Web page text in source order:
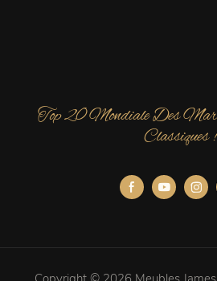
Top 20 Mondiale Des
Classiques !